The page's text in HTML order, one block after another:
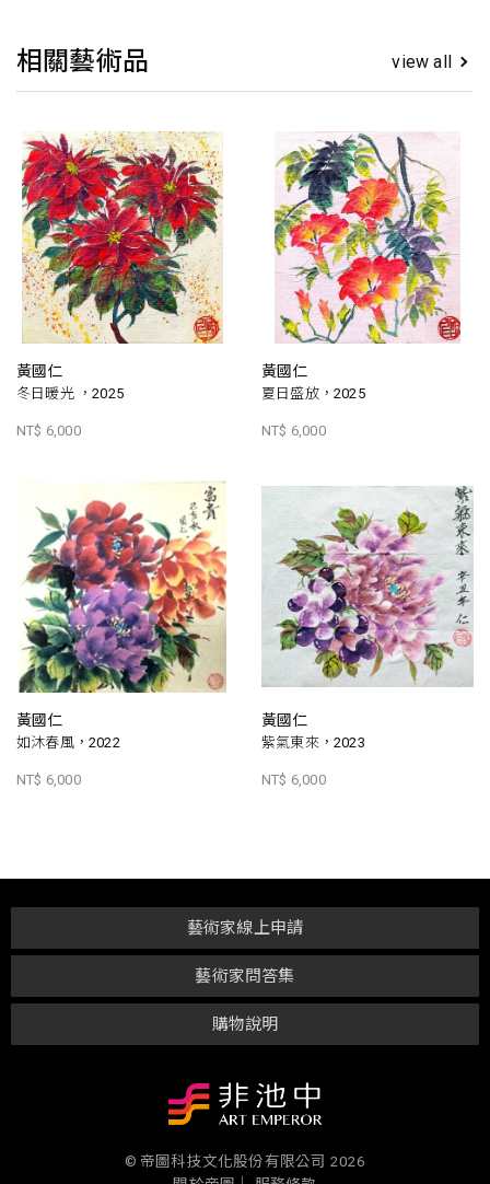
相關藝術品 view all
黃國仁
冬日暖光 ，2025
NT$ 6,000
黃國仁
夏日盛放，2025
NT$ 6,000
黃國仁
如沐春風，2022
NT$ 6,000
黃國仁
紫氣東來，2023
NT$ 6,000
購物說明
藝術家問答集
藝術家線上申請
© 帝圖科技文化股份有限公司 2026